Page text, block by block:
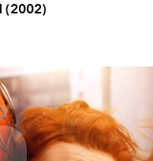
(2002)